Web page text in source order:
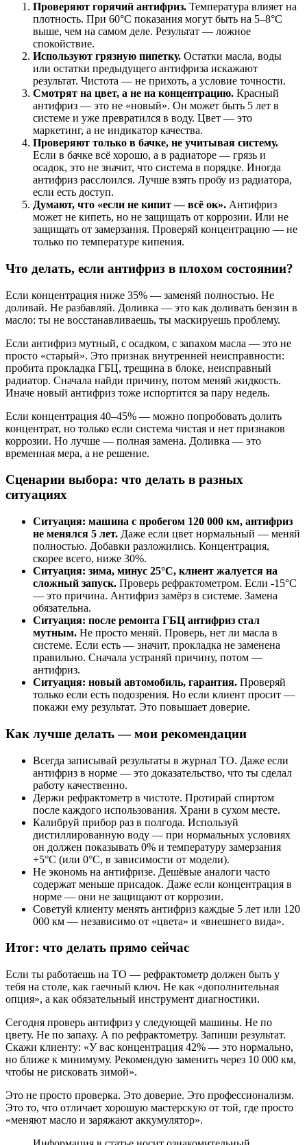
Проверяют горячий антифриз. Температура влияет на
плотность. При 60°C показания могут быть на 5–8°C
выше, чем на самом деле. Результат — ложное
спокойствие.
Используют грязную пипетку. Остатки масла, воды
или остатки предыдущего антифриза искажают
результат. Чистота — не прихоть, а условие точности.
Смотрят на цвет, а не на концентрацию. Красный
антифриз — это не «новый». Он может быть 5 лет в
системе и уже превратился в воду. Цвет — это
маркетинг, а не индикатор качества.
Проверяют только в бачке, не учитывая систему.
Если в бачке всё хорошо, а в радиаторе — грязь и
осадок, это не значит, что система в порядке. Иногда
антифриз расслоился. Лучше взять пробу из радиатора,
если есть доступ.
Думают, что «если не кипит — всё ок». Антифриз
может не кипеть, но не защищать от коррозии. Или не
защищать от замерзания. Проверяй концентрацию — не
только по температуре кипения.
Что делать, если антифриз в плохом состоянии?
Если концентрация ниже 35% — заменяй полностью. Не
доливай. Не разбавляй. Доливка — это как доливать бензин в
масло: ты не восстанавливаешь, ты маскируешь проблему.
Если антифриз мутный, с осадком, с запахом масла — это не
просто «старый». Это признак внутренней неисправности:
пробита прокладка ГБЦ, трещина в блоке, неисправный
радиатор. Сначала найди причину, потом меняй жидкость.
Иначе новый антифриз тоже испортится за пару недель.
Если концентрация 40–45% — можно попробовать долить
концентрат, но только если система чистая и нет признаков
коррозии. Но лучше — полная замена. Доливка — это
временная мера, а не решение.
Сценарии выбора: что делать в разных
ситуациях
Ситуация: машина с пробегом 120 000 км, антифриз
не менялся 5 лет. Даже если цвет нормальный — меняй
полностью. Добавки разложились. Концентрация,
скорее всего, ниже 30%.
Ситуация: зима, минус 25°C, клиент жалуется на
сложный запуск. Проверь рефрактометром. Если -15°C
— это причина. Антифриз замёрз в системе. Замена
обязательна.
Ситуация: после ремонта ГБЦ антифриз стал
мутным. Не просто меняй. Проверь, нет ли масла в
системе. Если есть — значит, прокладка не заменена
правильно. Сначала устраняй причину, потом —
антифриз.
Ситуация: новый автомобиль, гарантия. Проверяй
только если есть подозрения. Но если клиент просит —
покажи ему результат. Это повышает доверие.
Как лучше делать — мои рекомендации
Всегда записывай результаты в журнал ТО. Даже если
антифриз в норме — это доказательство, что ты сделал
работу качественно.
Держи рефрактометр в чистоте. Протирай спиртом
после каждого использования. Храни в сухом месте.
Калибруй прибор раз в полгода. Используй
дистиллированную воду — при нормальных условиях
он должен показывать 0% и температуру замерзания
+5°C (или 0°C, в зависимости от модели).
Не экономь на антифризе. Дешёвые аналоги часто
содержат меньше присадок. Даже если концентрация в
норме — они не защищают от коррозии.
Советуй клиенту менять антифриз каждые 5 лет или 120
000 км — независимо от «цвета» и «внешнего вида».
Итог: что делать прямо сейчас
Если ты работаешь на ТО — рефрактометр должен быть у
тебя на столе, как гаечный ключ. Не как «дополнительная
опция», а как обязательный инструмент диагностики.
Сегодня проверь антифриз у следующей машины. Не по
цвету. Не по запаху. А по рефрактометру. Запиши результат.
Скажи клиенту: «У вас концентрация 42% — это нормально,
но ближе к минимуму. Рекомендую заменить через 10 000 км,
чтобы не рисковать зимой».
Это не просто проверка. Это доверие. Это профессионализм.
Это то, что отличает хорошую мастерскую от той, где просто
«меняют масло и заряжают аккумулятор».